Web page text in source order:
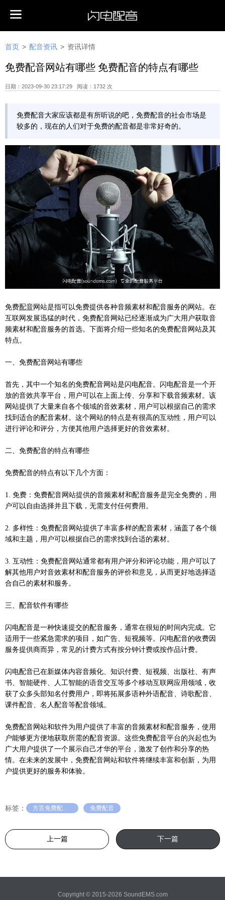
首页 > 配音资讯 > 资讯详情
免费配音网站有哪些 免费配音的特点有哪些
日期：2023-09-30 23:17:29 阅读：1732 次
免费配音大家应该都是有所听说的吧，免费配音的社会市场是
较多的，现在的人们对于免费的配音都是非常好奇的。
免费配音网站是指可以免费提供各种音频素材和配音服务的网站。在
互联网发展迅猛的时代，免费配音网站已经逐渐成为广大用户获取音
频素材和配音服务的首选。下面将介绍一些知名的免费配音网站及其
特点。
一、免费配音网站有哪些
首先，其中一个知名的免费配音网站是闪电配音。闪电配音是一个开
放的音效共享平台，用户可以在上面上传、分享和下载音频素材。该
网站提供了大量来自各个领域的音效素材，用户可以根据自己的需求
找到适合的配音素材。这个网站的特点是有很高的互动性，用户可以
进行评论和评分，方便其他用户选择更好的音效素材。
二、免费配音的特点有哪些
免费配音的特点有以下几个方面：
1. 免费：免费配音网站提供的音频素材和配音服务是完全免费的，用
户可以自由选择并且下载，无需支付任何费用。
2. 多样性：免费配音网站提供了丰富多样的配音素材，涵盖了各个领
域和主题，用户可以根据自己的需求找到合适的素材。
3. 互动性：免费配音网站通常都有用户评分和评论功能，用户可以了
解其他用户对音效素材和配音服务的评价和意见，从而更好地选择适
合自己的素材和服务。
三、配音软件有哪些
闪电配音是一种快速提交的配音服务，通常在很短的时间内完成。它
适用于一些紧急需求的项目，如广告、短视频等。闪电配音的收费因
服务提供商而异，常见的计费方式有按分钟计费或按作品计费。
闪电配音已在新媒体内容音频化、知识付费、短视频、出版社、有声
书、智能硬件、人工智能的语音交互等多个移动互联网应用领域，收
获了众多头部知名付费用户，即将拓展多语种外语配音、诗歌配音、
课件配音、名人配音等配音领域。
免费配音网站和软件为用户提供了丰富的音频素材和配音服务，使用
户能够更方便地获取所需的配音资源。这些免费配音平台的兴起也为
广大用户提供了一个展示自己才华的平台，激发了创作和分享的热
情。在未来的发展中，免费配音网站和软件将继续丰富和创新，为用
户提供更好的服务和体验。
标签： 免费配音
上一篇 下一篇
Copyright © 2015-2026 SoundEMS.com